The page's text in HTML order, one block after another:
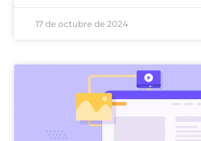
17 de octubre de 2024